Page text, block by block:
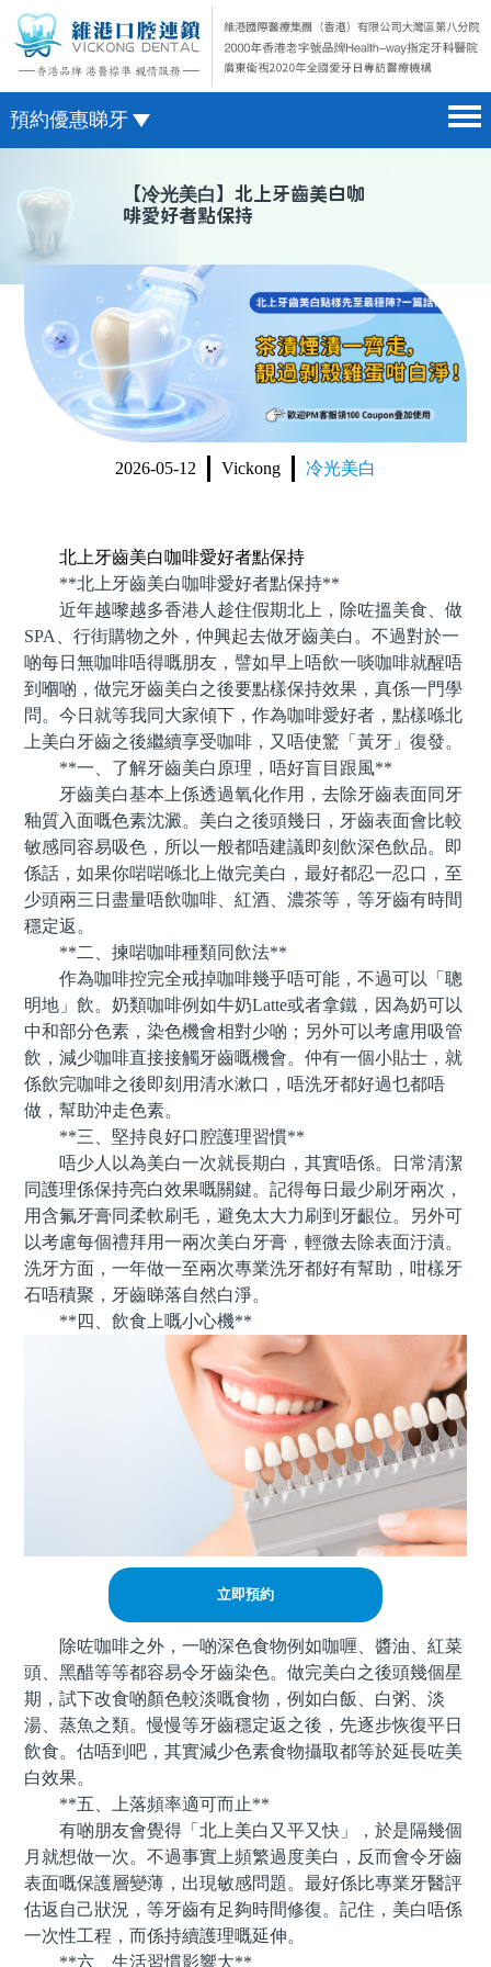
預約優惠睇牙
醫院簡介 hospital introduction
醫生介紹 doctor introduction
醫療新聞 medical news
種植牙 dental implant
箍牙 orthodontics
收費標準 change standard
微信預約
WhatsApp預約
【冷光美白】北上牙齒美白咖
啡愛好者點保持
2026-05-12 Vickong 冷光美白
北上牙齒美白咖啡愛好者點保持
**北上牙齒美白咖啡愛好者點保持**
近年越嚟越多香港人趁住假期北上，除咗搵美食、做
SPA、行街購物之外，仲興起去做牙齒美白。不過對於一
啲每日無咖啡唔得嘅朋友，譬如早上唔飲一啖咖啡就醒唔
到嗰啲，做完牙齒美白之後要點樣保持效果，真係一門學
問。今日就等我同大家傾下，作為咖啡愛好者，點樣喺北
上美白牙齒之後繼續享受咖啡，又唔使驚「黃牙」復發。
**一、了解牙齒美白原理，唔好盲目跟風**
牙齒美白基本上係透過氧化作用，去除牙齒表面同牙
釉質入面嘅色素沈澱。美白之後頭幾日，牙齒表面會比較
敏感同容易吸色，所以一般都唔建議即刻飲深色飲品。即
係話，如果你啱啱喺北上做完美白，最好都忍一忍口，至
少頭兩三日盡量唔飲咖啡、紅酒、濃茶等，等牙齒有時間
穩定返。
**二、揀啱咖啡種類同飲法**
作為咖啡控完全戒掉咖啡幾乎唔可能，不過可以「聰
明地」飲。奶類咖啡例如牛奶Latte或者拿鐵，因為奶可以
中和部分色素，染色機會相對少啲；另外可以考慮用吸管
飲，減少咖啡直接接觸牙齒嘅機會。仲有一個小貼士，就
係飲完咖啡之後即刻用清水漱口，唔洗牙都好過乜都唔
做，幫助沖走色素。
**三、堅持良好口腔護理習慣**
唔少人以為美白一次就長期白，其實唔係。日常清潔
同護理係保持亮白效果嘅關鍵。記得每日最少刷牙兩次，
用含氟牙膏同柔軟刷毛，避免太大力刷到牙齦位。另外可
以考慮每個禮拜用一兩次美白牙膏，輕微去除表面汙漬。
洗牙方面，一年做一至兩次專業洗牙都好有幫助，咁樣牙
石唔積聚，牙齒睇落自然白淨。
**四、飲食上嘅小心機**
立即預約
除咗咖啡之外，一啲深色食物例如咖喱、醬油、紅菜
頭、黑醋等等都容易令牙齒染色。做完美白之後頭幾個星
期，試下改食啲顏色較淡嘅食物，例如白飯、白粥、淡
湯、蒸魚之類。慢慢等牙齒穩定返之後，先逐步恢復平日
飲食。估唔到吧，其實減少色素食物攝取都等於延長咗美
白效果。
**五、上落頻率適可而止**
有啲朋友會覺得「北上美白又平又快」，於是隔幾個
月就想做一次。不過事實上頻繁過度美白，反而會令牙齒
表面嘅保護層變薄，出現敏感問題。最好係比專業牙醫評
估返自己狀況，等牙齒有足夠時間修復。記住，美白唔係
一次性工程，而係持續護理嘅延伸。
**六、生活習慣影響大**